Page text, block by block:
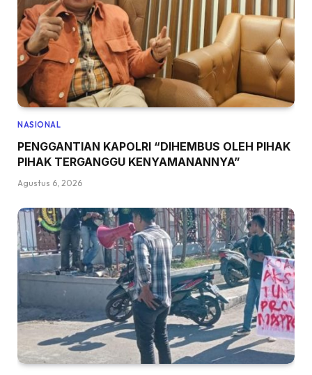
NASIONAL
PENGGANTIAN KAPOLRI “DIHEMBUS OLEH PIHAK
PIHAK TERGANGGU KENYAMANANNYA”
Agustus 6, 2026